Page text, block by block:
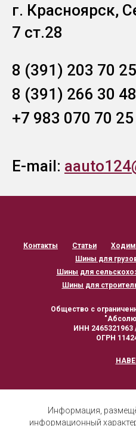
г. Красноярск,
7 ст.28
8 (391) 203 70 25
8 (391) 266 30 48
+7 983 070 70 25
E-mail:
Контакты Статьи
Шины для
Шины для
Шины для
Общество с
ИНН 2465321963
ОГРН
Информация,
информационный